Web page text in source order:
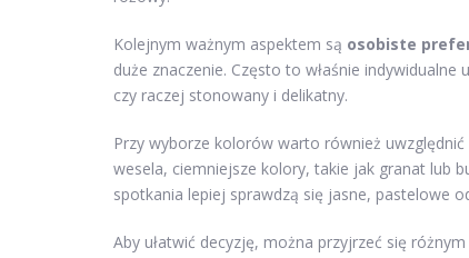
Kolejnym ważnym aspektem są osobiste
duże znaczenie. Często to właśnie
czy raczej stonowany i delikatny.
Przy wyborze kolorów warto również uwzględnić
wesela, ciemniejsze kolory, takie jak granat lub
spotkania lepiej sprawdzą się jasne, pastelowe
Aby ułatwić decyzję, można przyjrzeć się